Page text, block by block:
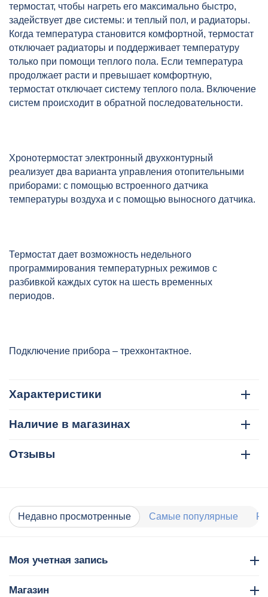
термостат, чтобы нагреть его максимально быстро,
задействует две системы: и теплый пол, и радиаторы.
Когда температура становится комфортной, термостат
отключает радиаторы и поддерживает температуру
только при помощи теплого пола. Если температура
продолжает расти и превышает комфортную,
термостат отключает систему теплого пола. Включение
систем происходит в обратной последовательности.
Хронотермостат электронный двухконтурный
реализует два варианта управления отопительными
приборами: с помощью встроенного датчика
температуры воздуха и с помощью выносного датчика.
Термостат дает возможность недельного
программирования температурных режимов с
разбивкой каждых суток на шесть временных
периодов.
Подключение прибора – трехконтактное.
Характеристики
Наличие в магазинах
Отзывы
Недавно просмотренные Самые популярные
Моя учетная запись
Магазин